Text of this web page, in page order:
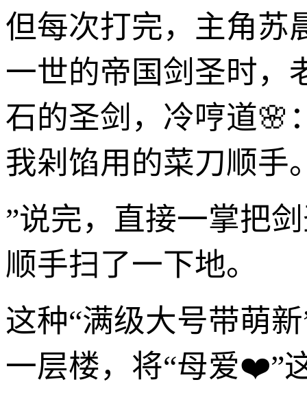
但每次打完，主角苏
一世的帝国剑圣时，
石的圣剑，冷哼道🌸
我剁馅用的菜刀顺手
”说完，直接一掌把
顺手扫了一下地。
这种“满级大号带萌
一层楼，将“母爱❤️”